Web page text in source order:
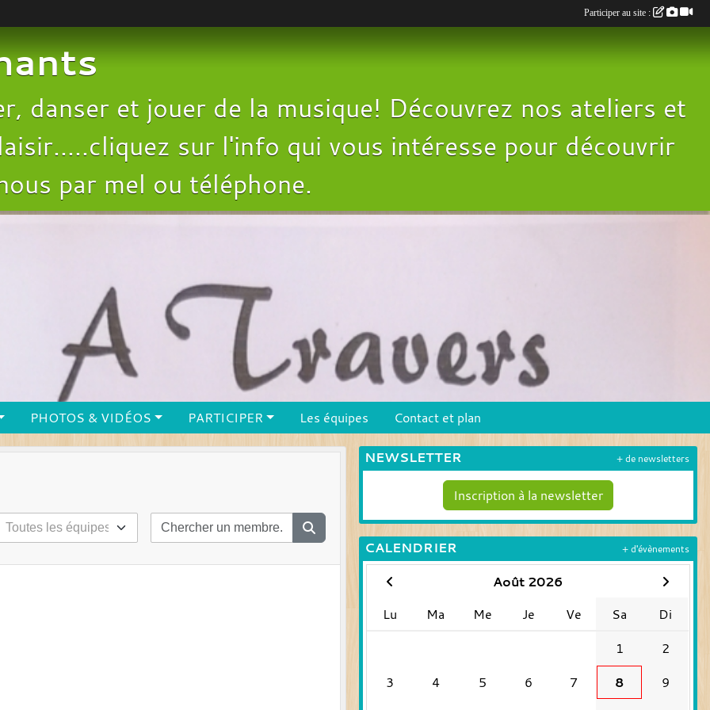
danser et jouer de la musique! Découvrez nos ateliers et
sur l'info qui vous intéresse pour découvrir
par mel ou téléphone.
PHOTOS & VIDÉOS PARTICIPER Les équipes Contact et plan
NEWSLETTER
Inscription à la newsletter
+ de newsletters
CALENDRIER
Août 2026
Lu
Ma Me Je Ve Sa
Di
1
2
3
4 5 6 7 8
9
+ d'évènements
Participer au site :